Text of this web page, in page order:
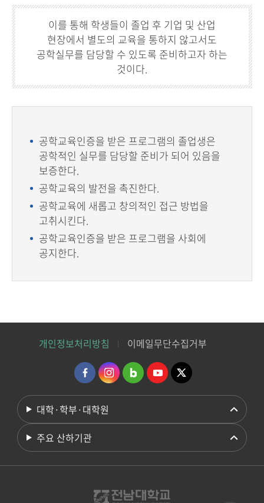
이를 통해 학생들이 졸업 후 기업 및 산업
현장에서 별도의 교육을 통하지 않고서도
공학실무를 담당할 수 있도록 준비하고자 하는
것이다.
공학교육인증을 받은 프로그램의 졸업생은
공학적인 실무를 담당할 준비가 되어 있음을
보증한다.
공학교육의 발전을 촉진한다.
공학교육에 새롭고 창의적인 접근 방법을
고취시킨다.
공학교육인증을 받은 프로그램을 사회에
공지한다.
개인정보처리방침 이메일무단수집거부
대학·학부·대학원
주요 산하기관